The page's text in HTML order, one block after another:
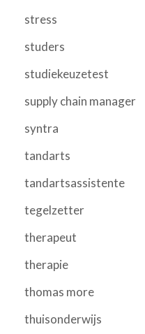
stress
studers
studiekeuzetest
supply chain manager
syntra
tandarts
tandartsassistente
tegelzetter
therapeut
therapie
thomas more
thuisonderwijs